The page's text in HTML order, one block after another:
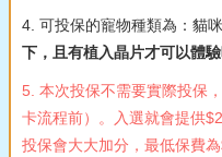
4. 可投保的寵物種類為：貓咪
下，且有植入晶片才可以體驗
5. 本次投保不需要實際投保
卡流程前）。入選就會提供
投保會大大加分，最低保費為